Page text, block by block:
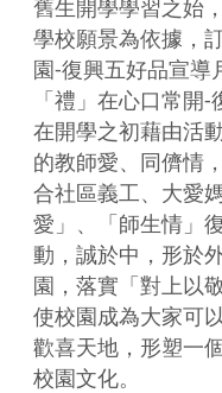
舊生開學學習之始
學校願景為依據，
園-復興五好品宣導
「禮」在心口常開
在開學之初藉由活
的教師愛、同儕情
合社區義工、大愛
愛」、「師生情」
動，誠於中，形於
園，落實「對上以
使校園成為大家可
歡喜天地，形塑一
校園文化。